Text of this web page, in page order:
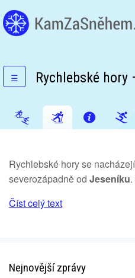
☰ Rychlebské hory
Rychlebské hory se
severozápadně od Jeseníku
Číst celý text
Nejnovější zprávy